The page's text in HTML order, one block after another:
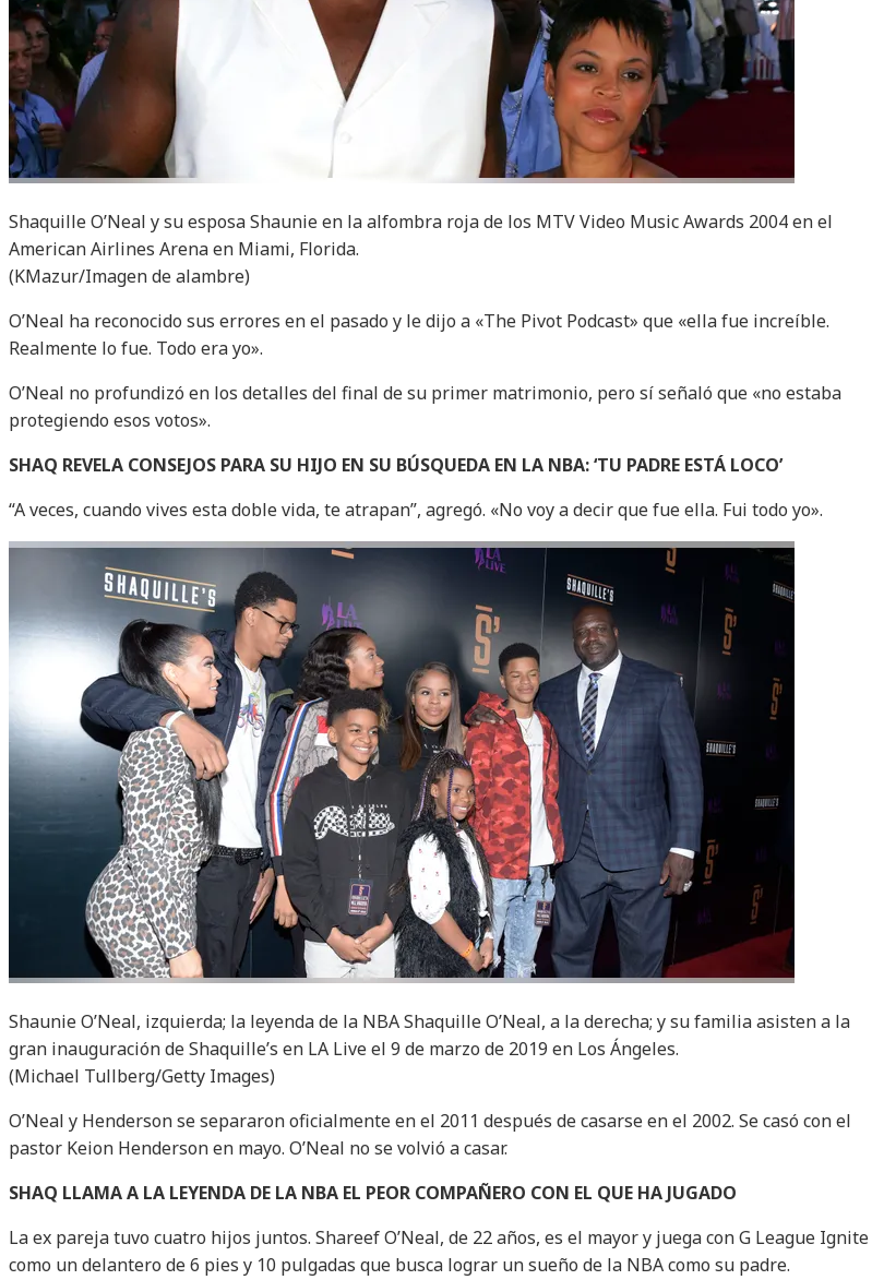
Shaquille O’Neal y su esposa Shaunie en la alfombra roja de los MTV Video Music Awards 2004 en el
American Airlines Arena en Miami, Florida.
(KMazur/Imagen de alambre)
O’Neal ha reconocido sus errores en el pasado y le dijo a «The Pivot Podcast» que «ella fue increíble.
Realmente lo fue. Todo era yo».
O’Neal no profundizó en los detalles del final de su primer matrimonio, pero sí señaló que «no estaba
protegiendo esos votos».
SHAQ REVELA CONSEJOS PARA SU HIJO EN SU BÚSQUEDA EN LA NBA: ‘TU PADRE ESTÁ LOCO’
“A veces, cuando vives esta doble vida, te atrapan”, agregó. «No voy a decir que fue ella. Fui todo yo».
Shaunie O’Neal, izquierda; la leyenda de la NBA Shaquille O’Neal, a la derecha; y su familia asisten a la
gran inauguración de Shaquille’s en LA Live el 9 de marzo de 2019 en Los Ángeles.
(Michael Tullberg/Getty Images)
O’Neal y Henderson se separaron oficialmente en el 2011 después de casarse en el 2002. Se casó con el
pastor Keion Henderson en mayo. O’Neal no se volvió a casar.
SHAQ LLAMA A LA LEYENDA DE LA NBA EL PEOR COMPAÑERO CON EL QUE HA JUGADO
La ex pareja tuvo cuatro hijos juntos. Shareef O’Neal, de 22 años, es el mayor y juega con G League Ignite
como un delantero de 6 pies y 10 pulgadas que busca lograr un sueño de la NBA como su padre.